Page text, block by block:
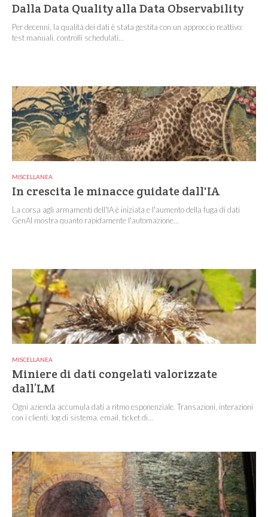
Dalla Data Quality alla Data Observability
Per decenni, la qualità dei dati è stata gestita con un approccio reattivo:
test manuali, controlli schedulati...
MISCELLANEA
In crescita le minacce guidate dall'IA
La corsa agli armamenti dell'IA è iniziata e l'aumento della fuga di dati
GenAI mostra quanto rapidamente l'automazione...
MISCELLANEA
Miniere di dati congelati valorizzate
dall’LM
Ogni azienda accumula dati a ritmo esponenziale. Transazioni, interazioni
con i clienti, log di sistema, email, ticket di...